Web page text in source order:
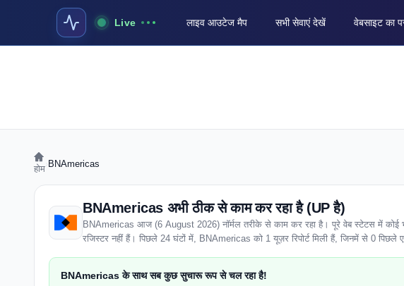
Live लाइव आउटेज मैप सभी सेवाएं देखें वेबसाइट का
होम BNAmericas
BNAmericas अभी ठीक से काम कर रहा है (UP है)
BNAmericas आज (6 August 2026) नॉर्मल तरीके से काम कर रहा है। पूरे वेब स्टेटस में कोई
रजिस्टर नहीं हैं। पिछले 24 घंटों में, BNAmericas को 1 यूज़र रिपोर्ट मिली हैं, जिनमें से 0 पिछले
BNAmericas के साथ सब कुछ सुचारू रूप से चल रहा है!